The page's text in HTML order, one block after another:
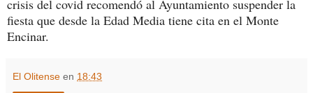
crisis del covid recomendó al Ayuntamiento suspender la
fiesta que desde la Edad Media tiene cita en el Monte
Encinar.
El Olitense en 18:43